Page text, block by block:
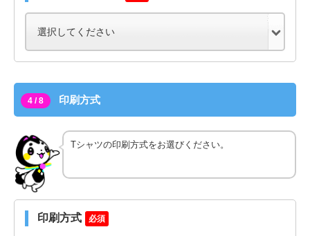
4 / 8 印刷方式
Tシャツの印刷方式をお選びください。
印刷方式 必須